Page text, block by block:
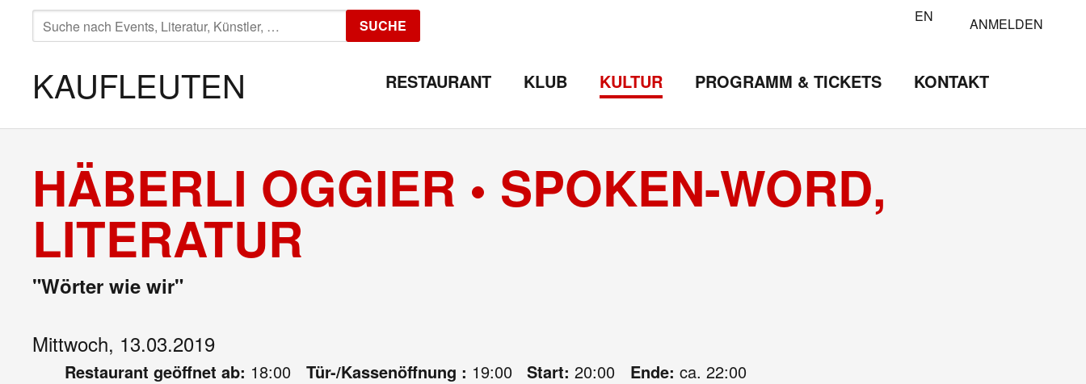
SUCHE
NACH:
SUCHE EN ANMELDEN
KAUFLEUTEN RESTAURANT KLUB KULTUR PROGRAMM & TICKETS KONTAKT
HÄBERLI OGGIER • SPOKEN-WORD,
LITERATUR
"Wörter wie wir"
Mittwoch, 13.03.2019
Restaurant geöffnet ab: 18:00 Tür-/Kassenöffnung : 19:00 Start: 20:00 Ende: ca. 22:00